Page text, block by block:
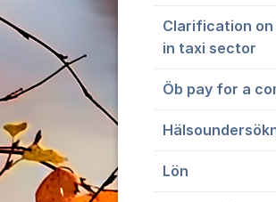
Clarification
in taxi sector
Öb pay for a
Lön